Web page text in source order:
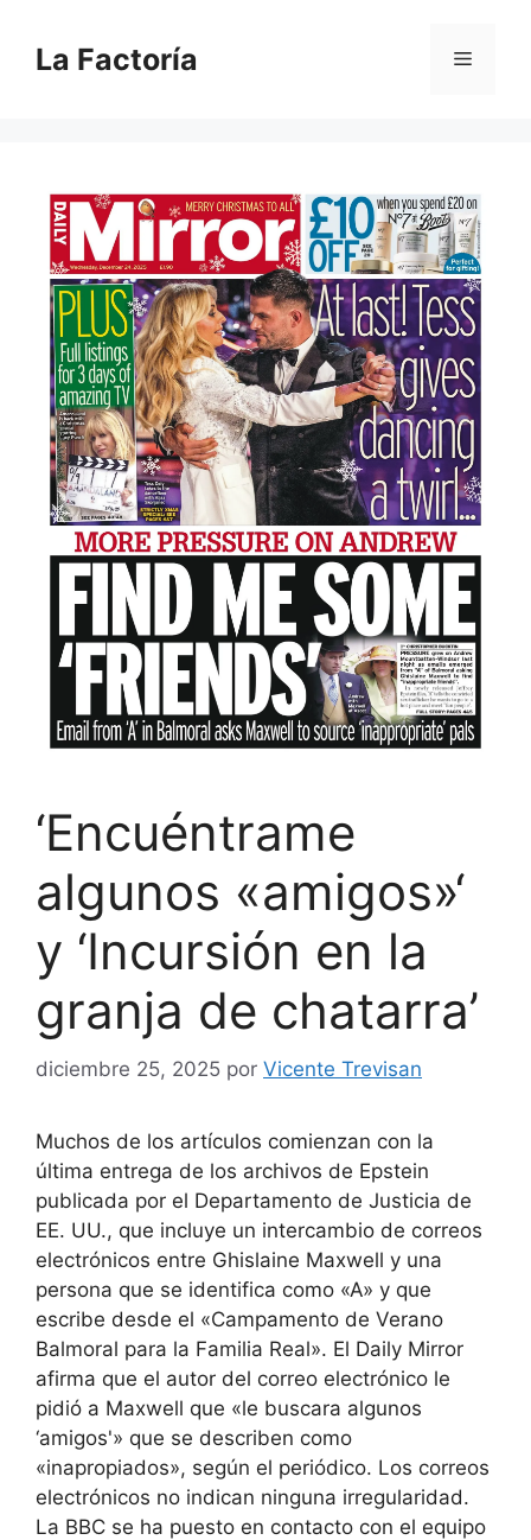
contenido
La Factoría Menú
‘Encuéntrame
algunos «amigos»‘
y ‘Incursión en la
granja de chatarra’
diciembre 25, 2025 por Vicente Trevisan
Muchos de los artículos comienzan con la
última entrega de los archivos de Epstein
publicada por el Departamento de Justicia de
EE. UU., que incluye un intercambio de correos
electrónicos entre Ghislaine Maxwell y una
persona que se identifica como «A» y que
escribe desde el «Campamento de Verano
Balmoral para la Familia Real». El Daily Mirror
afirma que el autor del correo electrónico le
pidió a Maxwell que «le buscara algunos
‘amigos'» que se describen como
«inapropiados», según el periódico. Los correos
electrónicos no indican ninguna irregularidad.
La BBC se ha puesto en contacto con el equipo